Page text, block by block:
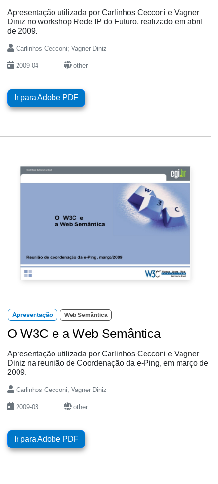
Apresentação utilizada por Carlinhos Cecconi e Vagner
Diniz no workshop Rede IP do Futuro, realizado em abril
de 2009.
Carlinhos Cecconi; Vagner Diniz
2009-04 other
Ir para Adobe PDF
Apresentação Web Semântica
O W3C e a Web Semântica
Apresentação utilizada por Carlinhos Cecconi e Vagner
Diniz na reunião de Coordenação da e-Ping, em março de
2009.
Carlinhos Cecconi; Vagner Diniz
2009-03 other
Ir para Adobe PDF